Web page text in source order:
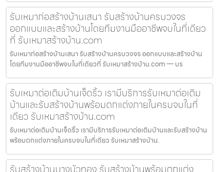
รับเหมาก่อสร้างบ้านเสนา รับสร้างบ้านครบวงจร
ออกแบบและสร้างบ้านโดยทีมงานมืออาชีพจบในที่เดียว
ที่ รับเหมาสร้างบ้าน.com
รับเหมาก่อสร้างบ้านเสนา รับสร้างบ้านครบวงจร ออกแบบและสร้างบ้าน
โดยทีมงานมืออาชีพจบในที่เดียวที่ รับเหมาสร้างบ้าน.com — บร
รับเหมาต่อเติมบ้านเจ็ดริ้ว เรามีบริการรับเหมาต่อเติม
บ้านและรับสร้างบ้านพร้อมตกแต่งภายในครบจบในที่
เดียว รับเหมาสร้างบ้าน.com
รับเหมาต่อเติมบ้านเจ็ดริ้ว เรามีบริการรับเหมาต่อเติมบ้านและรับสร้างบ้าน
พร้อมตกแต่งภายในครบจบในที่เดียว รับเหมาสร้างบ้าน.